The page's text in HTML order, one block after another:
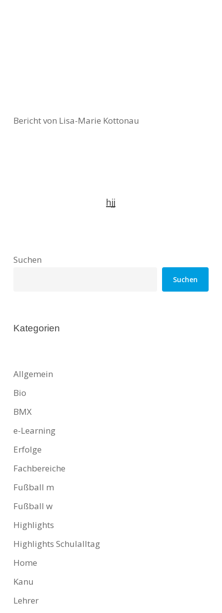
Bericht von Lisa-Marie Kottonau
hjj
Suchen
Suchen
Kategorien
Allgemein
Bio
BMX
e-Learning
Erfolge
Fachbereiche
Fußball m
Fußball w
Highlights
Highlights Schulalltag
Home
Kanu
Lehrer